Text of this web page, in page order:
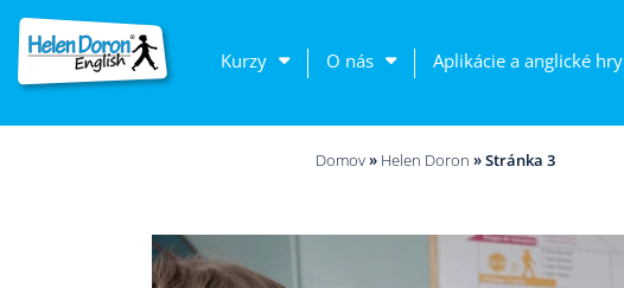
Kurzy O nás Aplikácie a anglické hry
Domov» Helen Doron »Stránka 3